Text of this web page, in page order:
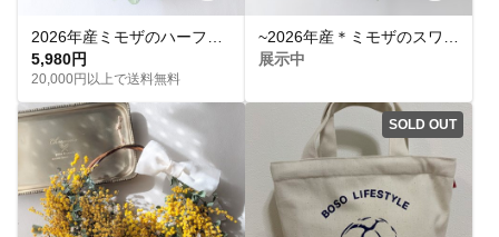
5,980円
20,000円以上で送料無料
展示中
SOLD OUT